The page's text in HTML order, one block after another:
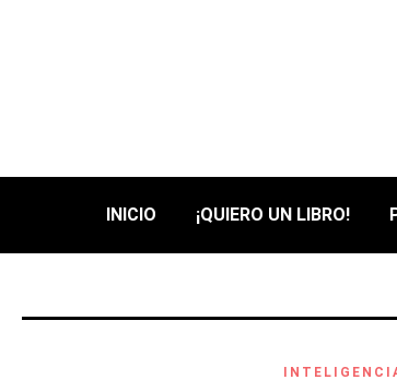
INICIO ¡QUIERO UN LIBRO!